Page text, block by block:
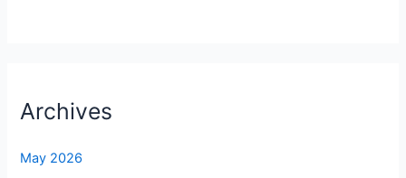
Archives
May 2026